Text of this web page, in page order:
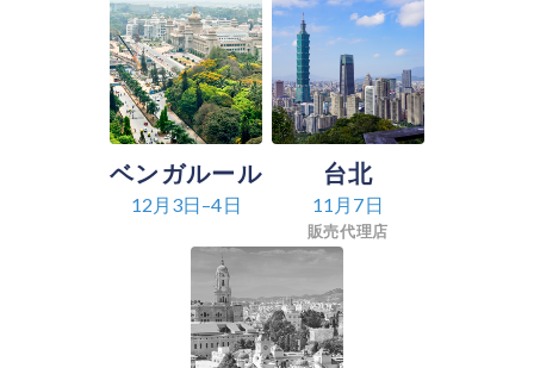
ベンガルール
12月3日–4日
台北
11月7日
販売代理店